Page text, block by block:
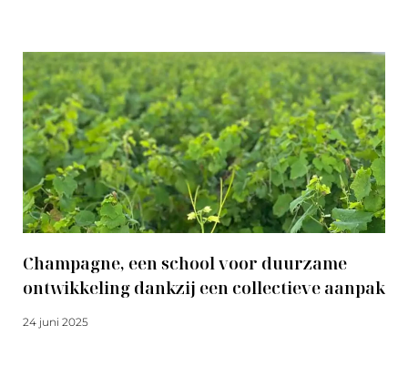
Champagne, een school voor duurzame
ontwikkeling dankzij een collectieve aanpak
24 juni 2025